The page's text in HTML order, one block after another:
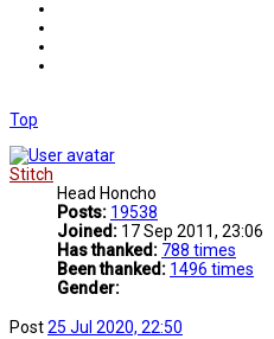
Top
Stitch
Head Honcho
Posts: 19538
Joined: 17 Sep 2011, 23:06
Has thanked: 788 times
Been thanked: 1496 times
Gender:
Post25 Jul 2020, 22:50